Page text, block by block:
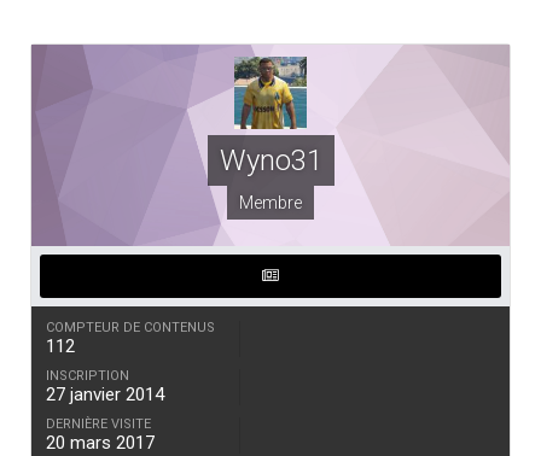
Wyno31
Membre
COMPTEUR DE CONTENUS
112
INSCRIPTION
27 janvier 2014
DERNIÈRE VISITE
20 mars 2017